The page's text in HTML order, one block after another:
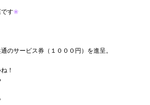
す❀
のサービス券（１０００円）を進呈。
！